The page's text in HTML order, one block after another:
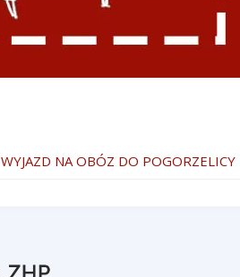
WYJAZD NA OBÓZ DO POGORZELICY